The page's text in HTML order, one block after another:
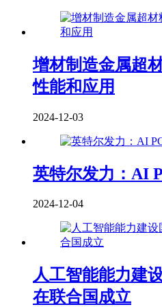
增材制造金属超
性能和应用
2024-12-03
英特尔发力：AI
2024-12-04
人工智能能力建
在联合国成立